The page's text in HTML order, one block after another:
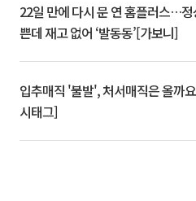
22일 만에 다시 문 연 홈플러스…
쁜데 재고 없어 ‘발동동’[가보니]
입추매직 '불발', 처서매직은 올까
시태그]